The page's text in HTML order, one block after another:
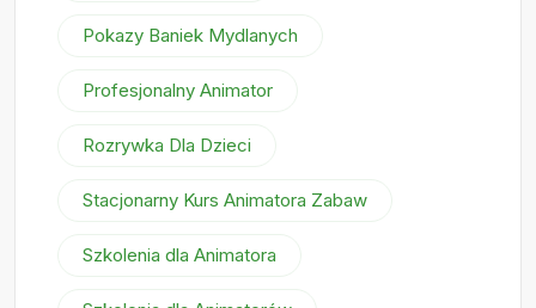
Pokazy Baniek Mydlanych
Profesjonalny Animator
Rozrywka Dla Dzieci
Stacjonarny Kurs Animatora Zabaw
Szkolenia dla Animatora